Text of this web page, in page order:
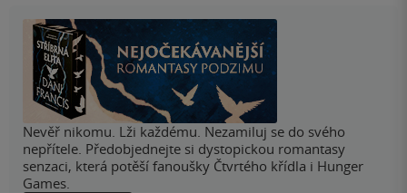
Nevěř nikomu. Lži každému. Nezamiluj se do svého
nepřítele. Předobjednejte si dystopickou romantasy
senzaci, která potěší fanoušky Čtvrtého křídla i Hunger
Games.